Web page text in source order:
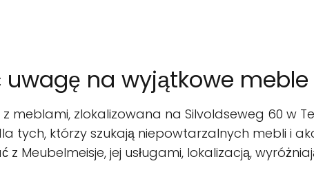
uwagę na wyjątkowe
meblami, zlokalizowana na Silvoldseweg 60 w
tych, którzy szukają niepowtarzalnych mebli i
Meubelmeisje, jej usługami, lokalizacją,